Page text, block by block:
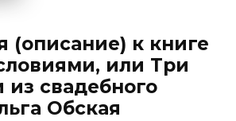
(описание) к книге
или Три
из свадебного
Обская